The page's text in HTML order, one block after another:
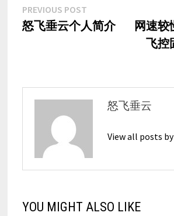
文
章
PREVIOUS POSTPrevious
post:
怒飞垂云个人简介
网速较
飞控
怒飞垂云
View all posts
YOU MIGHT ALSO LIKE